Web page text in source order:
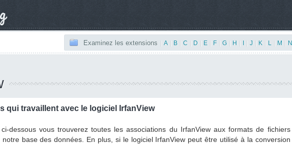
Examinez les extensions A B C D E F G H J K L M N
qui travaillent avec le logiciel IrfanView
dessous vous trouverez toutes les associations du IrfanView aux formats de fichiers
notre base des données. En plus, si le logiciel IrfanView peut être utilisé à la conversion